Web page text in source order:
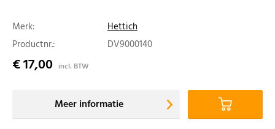
Merk:
Hettich
Productnr.:
DV9000140
€ 17,00 incl. BTW
Meer informatie